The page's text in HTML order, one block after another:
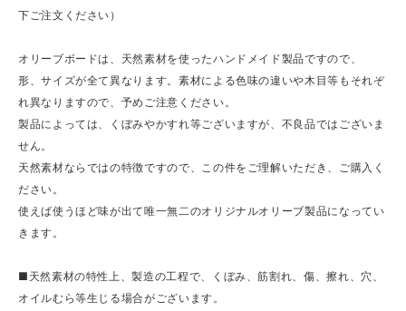
下ご注文ください）
オリーブボードは、天然素材を使ったハンドメイド製品ですので、
形、サイズが全て異なります。素材による色味の違いや木目等もそれぞ
れ異なりますので、予めご注意ください。
製品によっては、くぼみやかすれ等ございますが、不良品ではございま
せん。
天然素材ならではの特徴ですので、この件をご理解いただき、ご購入く
ださい。
使えば使うほど味が出て唯一無二のオリジナルオリーブ製品になってい
きます。
■天然素材の特性上、製造の工程で、くぼみ、筋割れ、傷、擦れ、穴、
オイルむら等生じる場合がございます。